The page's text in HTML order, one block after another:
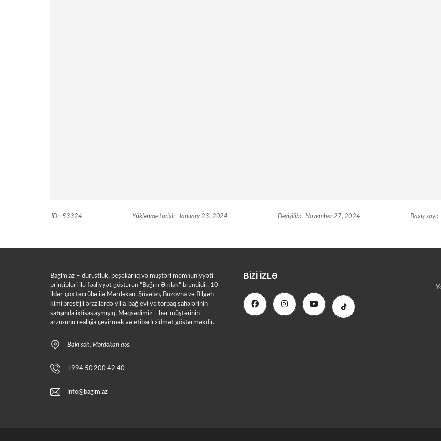
ID: 53324 Yüklənmə tarixi: January 23, 2024 Dəyişilib: November 27, 2024 Baxış sayı:
Bagim.az – dürüstlük, peşəkarlıq və müştəri məmnuniyyəti
prinsipləri ilə fəaliyyət göstərən “Bağım Əmlak” brendidir. 10
ildən çox təcrübə ilə Mərdəkan, Şüvəlan, Buzovna və Bilgəh
kimi prestijli ərazilərdə villa, bağ evi və torpaq sahələrinin
satışında ixtisaslaşmışıq. Məqsədimiz – hər müştərinin
arzusunu reallığa çevirmək və etibarlı xidmət göstərməkdir.
Bakı şəh. Mərdəkan qəs.
+994 50 200 42 40
info@bagim.az
BIZI İZLƏ